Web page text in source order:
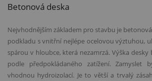
Betonová deska
Nejvhodnějším základem pro stavbu je
podkladu s vnitřní nejlépe ocelovou výztuhou,
spárou v hloubce, která nezamrzá. Výška desky
podle předpokládaného zatížení. Zamyslet
vhodnou hydroizolací. Je to větší a trvalý